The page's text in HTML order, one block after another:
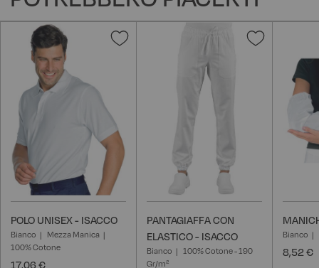
Aggiungi
POLO UNISEX - ISACCO
Bianco
Mezza Manica
100% Cotone
17,06 €
Aggiungi
desideri
PANTAGIAFFA CON
ELASTICO - ISACCO
Bianco
100% Cotone - 190
Gr/m²
Bianco
8,52 €